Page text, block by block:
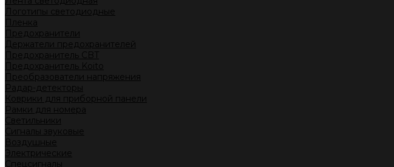
Логотипы светодиодные
Пленка
Предохранители
Держатели предохранителей
Предохранитель CBT
Предохранитель Koito
Преобразователи напряжения
Радар-детекторы
Коврики для приборной панели
Рамки для номера
Светильники
Сигналы звуковые
Воздушные
Электрические
Спецсигналы